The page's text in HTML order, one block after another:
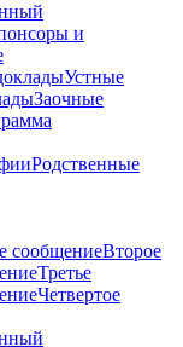
и
Устные
Заочные
Родственные
сообщениеВторое
Третье
Четвертое